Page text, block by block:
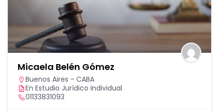
Micaela Belén Gómez
Buenos Aires - CABA
En Estudio Jurídico individual
01133831093